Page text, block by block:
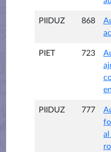
PIIDUZ 868
PIET 723
PIIDUZ 777
al